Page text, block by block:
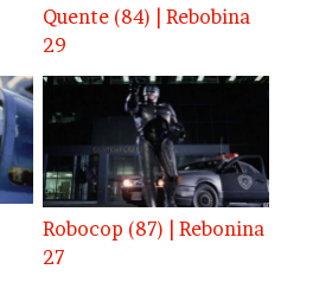
Quente (84) | Rebobina
29
Robocop (87) | Rebonina
27